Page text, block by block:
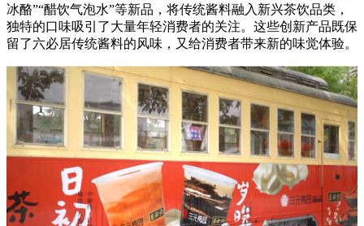
冰酪”“醋饮气泡水”等新品，将传统酱料融入新兴茶饮品类，
独特的口味吸引了大量年轻消费者的关注。这些创新产品既保
留了六必居传统酱料的风味，又给消费者带来新的味觉体验。